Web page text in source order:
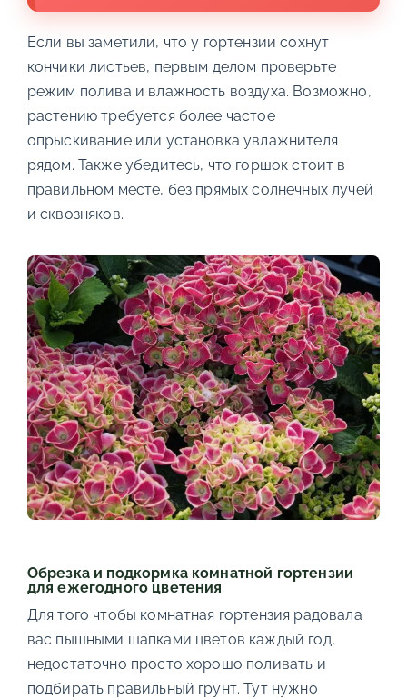
Если вы заметили, что у гортензии сохнут
кончики листьев, первым делом проверьте
режим полива и влажность воздуха. Возможно,
растению требуется более частое
опрыскивание или установка увлажнителя
рядом. Также убедитесь, что горшок стоит в
правильном месте, без прямых солнечных лучей
и сквозняков.
Обрезка и подкормка комнатной гортензии
для ежегодного цветения
Для того чтобы комнатная гортензия радовала
вас пышными шапками цветов каждый год,
недостаточно просто хорошо поливать и
подбирать правильный грунт. Тут нужно